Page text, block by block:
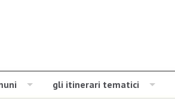
gli itinerari tematici